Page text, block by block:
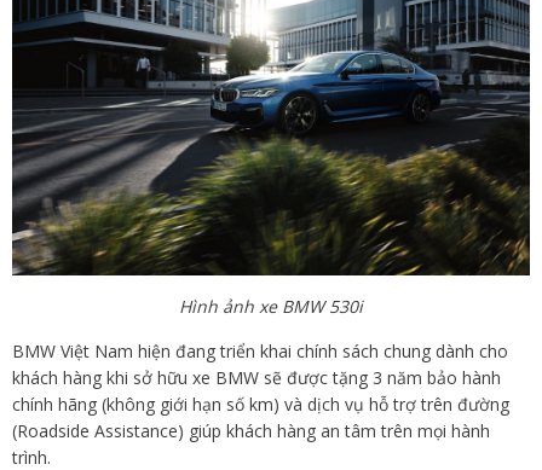
Hình ảnh xe BMW 530i
BMW Việt Nam hiện đang triển khai chính sách chung dành cho
khách hàng khi sở hữu xe BMW sẽ được tặng 3 năm bảo hành
chính hãng (không giới hạn số km) và dịch vụ hỗ trợ trên đường
(Roadside Assistance) giúp khách hàng an tâm trên mọi hành
trình.